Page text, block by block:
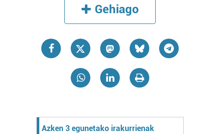
Gehiago
Azken 3 egunetako irakurrienak